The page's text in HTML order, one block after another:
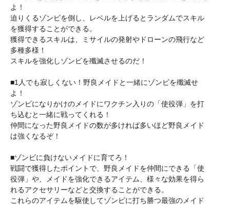
よ！
迫りくるゾンビを倒し、レベルを上げるとランダムでスキル
を獲得することができる。
獲得できるスキルは、ミサイルの発射やドローンの飛行など
多種多様！
スキルを強化しゾンビを殲滅させるのだ！
■1人でも寂しくない！野良メイドと一緒にゾンビを殲滅せ
よ！
ゾンビになりかけのメイドにワクチン入りの「使役弾」を打
ち込むと一緒に戦ってくれる！
仲間になった野良メイドの数が多ければ多いほど野良メイド
は強くなるぞ！
■ゾンビに負けないメイドに育てろ！
戦闘で獲得したポイントで、野良メイドを仲間にできる「使
役弾」や、メイドを強化できるアイテム、様々な効果を得ら
れるアクセサリーなどと交換することができる。
これらのアイテムを駆使してゾンビに打ち勝つ最強のメイド